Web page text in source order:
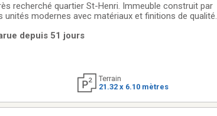
recherché quartier St-Henri. Immeuble construit par
modernes avec matériaux et finitions de qualité.
depuis 51 jours
Terrain
21.32 x 6.10 mètres